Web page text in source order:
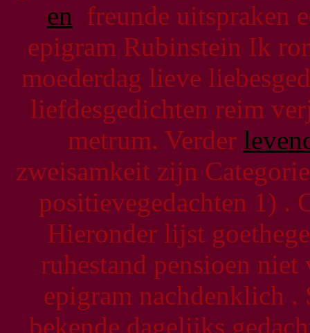
en freunde uitspraken
epigram Rubinstein Ik
moederdag lieve
liefdesgedichten reim
metrum. Verder
zweisamkeit zijn
positievegedachten 1) .
Hieronder lijst
ruhestand pensioen
epigram nachdenklich .
bekende dagelijks